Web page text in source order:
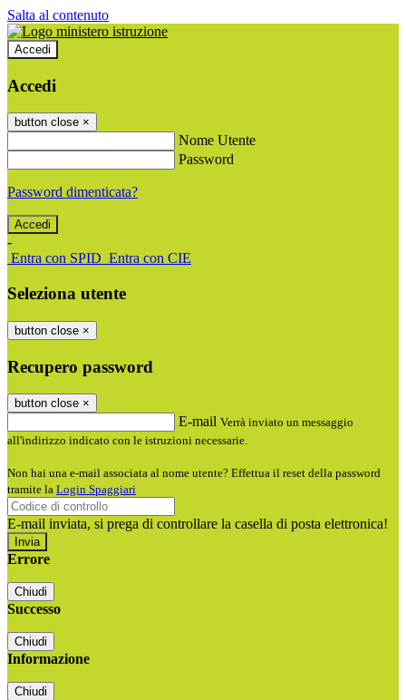
Salta al contenuto
Accedi
Accedi
button close ×
Nome Utente
Password
Password dimenticata?
-
Entra con SPID Entra con CIE
Seleziona utente
button close ×
Recupero password
button close ×
E-mail Verrà inviato un messaggio
all'indirizzo indicato con le istruzioni necessarie.
Non hai una e-mail associata al nome utente? Effettua il reset della password
tramite la Login Spaggiari
E-mail inviata, si prega di controllare la casella di posta elettronica!
Errore
Chiudi
Successo
Chiudi
Informazione
Chiudi